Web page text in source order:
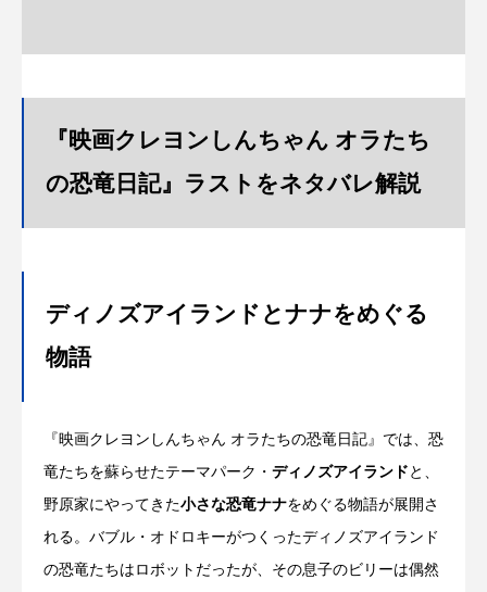
『映画クレヨンしんちゃん オラたち
の恐竜日記』ラストをネタバレ解説
ディノズアイランドとナナをめぐる
物語
『映画クレヨンしんちゃん オラたちの恐竜日記』では、恐
竜たちを蘇らせたテーマパーク・ ディノズアイランド と、
野原家にやってきた小さな恐竜ナナをめぐる物語が展開さ
れる。バブル・オドロキーがつくったディノズアイランド
の恐竜たちはロボットだったが、その息子のビリーは偶然